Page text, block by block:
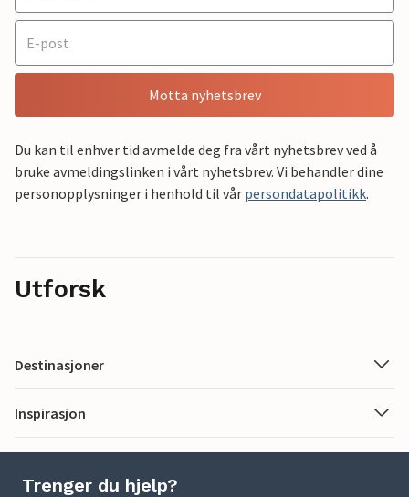
Motta nyhetsbrev
Du kan til enhver tid avmelde deg fra vårt nyhetsbrev ved å
bruke avmeldingslinken i vårt nyhetsbrev. Vi behandler dine
personopplysninger i henhold til vår persondatapolitikk.
Utforsk
Destinasjoner
Inspirasjon
Trenger du hjelp?